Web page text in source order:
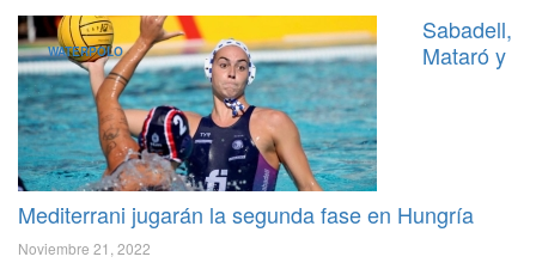
WATERPOLO
Sabadell,
Mataró y
Mediterrani jugarán la segunda fase en Hungría
Noviembre 21, 2022